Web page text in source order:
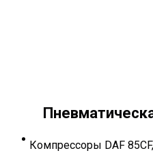
Компрессоры DAF